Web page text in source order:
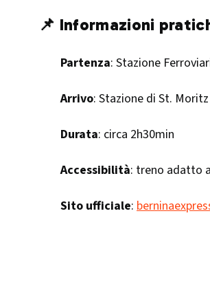
📌 Informazioni
Partenza: Stazione
Arrivo: Stazione di St. Moritz
Durata: circa 2h30min
Accessibilità: treno adatto
Sito ufficiale: